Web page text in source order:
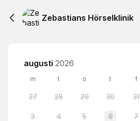
Zebastians Hörselklinik
augusti 2026
m t o t f
27 28 29 30 31
3 4 5 6 7